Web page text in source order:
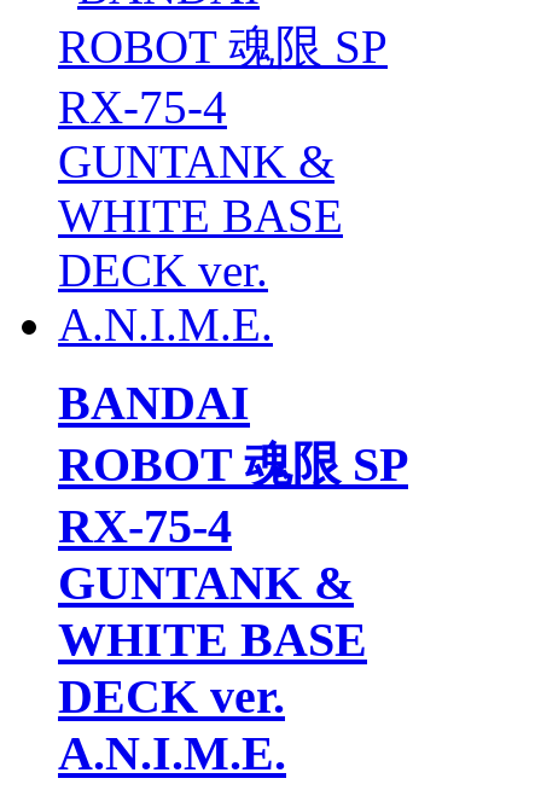
BANDAI
ROBOT 魂限 SP
RX-75-4
GUNTANK &
WHITE BASE
DECK ver.
A.N.I.M.E.